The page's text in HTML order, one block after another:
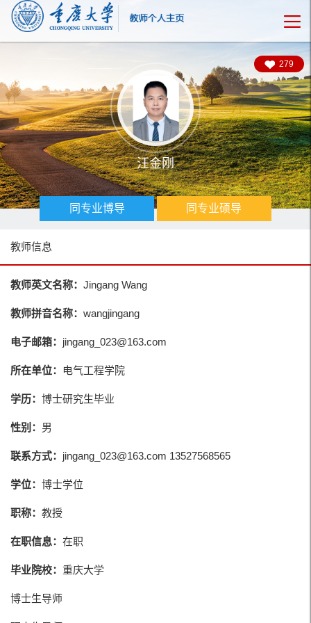
同专业博导 同专业硕导
279
汪金刚
教师信息
教师英文名称： Jingang Wang
教师拼音名称： wangjingang
电子邮箱： jingang_023@163.com
所在单位： 电气工程学院
学历： 博士研究生毕业
性别： 男
联系方式： jingang_023@163.com 13527568565
学位： 博士学位
职称： 教授
在职信息： 在职
毕业院校： 重庆大学
博士生导师